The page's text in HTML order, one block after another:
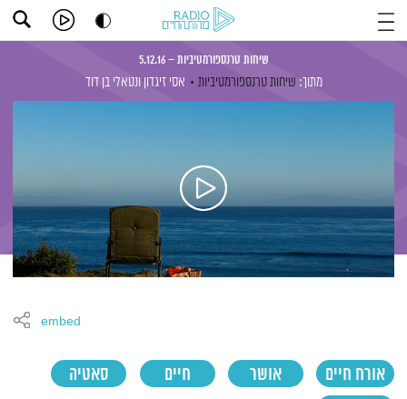
שיחות טרנספורמטיביות – 5.12.16
מתוך: שיחות טרנספורמטיביות אסי זיגדון ונטאלי בן דוד
אורח חיים אושר חיים
סאטיה
embed